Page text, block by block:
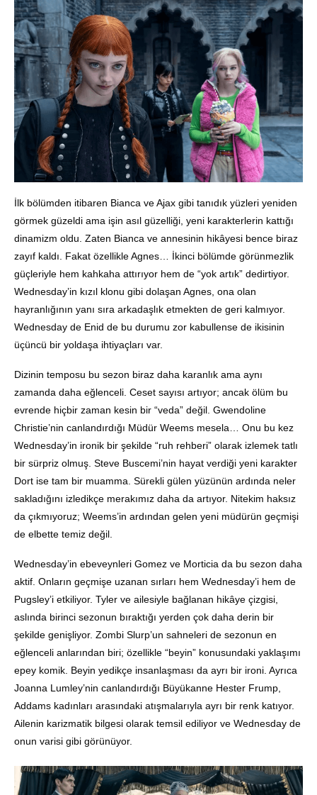
İlk bölümden itibaren Bianca ve Ajax gibi tanıdık yüzleri yeniden
görmek güzeldi ama işin asıl güzelliği, yeni karakterlerin kattığı
dinamizm oldu. Zaten Bianca ve annesinin hikâyesi bence biraz
zayıf kaldı. Fakat özellikle Agnes… İkinci bölümde görünmezlik
güçleriyle hem kahkaha attırıyor hem de “yok artık” dedirtiyor.
Wednesday’in kızıl klonu gibi dolaşan Agnes, ona olan
hayranlığının yanı sıra arkadaşlık etmekten de geri kalmıyor.
Wednesday de Enid de bu durumu zor kabullense de ikisinin
üçüncü bir yoldaşa ihtiyaçları var.
Dizinin temposu bu sezon biraz daha karanlık ama aynı
zamanda daha eğlenceli. Ceset sayısı artıyor; ancak ölüm bu
evrende hiçbir zaman kesin bir “veda” değil. Gwendoline
Christie’nin canlandırdığı Müdür Weems mesela… Onu bu kez
Wednesday’in ironik bir şekilde “ruh rehberi” olarak izlemek tatlı
bir sürpriz olmuş. Steve Buscemi’nin hayat verdiği yeni karakter
Dort ise tam bir muamma. Sürekli gülen yüzünün ardında neler
sakladığını izledikçe merakımız daha da artıyor. Nitekim haksız
da çıkmıyoruz; Weems’in ardından gelen yeni müdürün geçmişi
de elbette temiz değil.
Wednesday’in ebeveynleri Gomez ve Morticia da bu sezon daha
aktif. Onların geçmişe uzanan sırları hem Wednesday’i hem de
Pugsley’i etkiliyor. Tyler ve ailesiyle bağlanan hikâye çizgisi,
aslında birinci sezonun bıraktığı yerden çok daha derin bir
şekilde genişliyor. Zombi Slurp’un sahneleri de sezonun en
eğlenceli anlarından biri; özellikle “beyin” konusundaki yaklaşımı
epey komik. Beyin yedikçe insanlaşması da ayrı bir ironi. Ayrıca
Joanna Lumley’nin canlandırdığı Büyükanne Hester Frump,
Addams kadınları arasındaki atışmalarıyla ayrı bir renk katıyor.
Ailenin karizmatik bilgesi olarak temsil ediliyor ve Wednesday de
onun varisi gibi görünüyor.